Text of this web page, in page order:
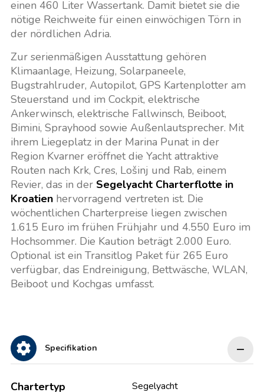
einen 460 Liter Wassertank. Damit bietet sie die
nötige Reichweite für einen einwöchigen Törn in
der nördlichen Adria.
Zur serienmäßigen Ausstattung gehören
Klimaanlage, Heizung, Solarpaneele,
Bugstrahlruder, Autopilot, GPS Kartenplotter am
Steuerstand und im Cockpit, elektrische
Ankerwinsch, elektrische Fallwinsch, Beiboot,
Bimini, Sprayhood sowie Außenlautsprecher. Mit
ihrem Liegeplatz in der Marina Punat in der
Region Kvarner eröffnet die Yacht attraktive
Routen nach Krk, Cres, Lošinj und Rab, einem
Revier, das in der Segelyacht Charterflotte in
Kroatienhervorragend vertreten ist. Die
wöchentlichen Charterpreise liegen zwischen
1.615 Euro im frühen Frühjahr und 4.550 Euro im
Hochsommer. Die Kaution beträgt 2.000 Euro.
Optional ist ein Transitlog Paket für 265 Euro
verfügbar, das Endreinigung, Bettwäsche, WLAN,
Beiboot und Kochgas umfasst.
Specifikation
Chartertyp Segelyacht